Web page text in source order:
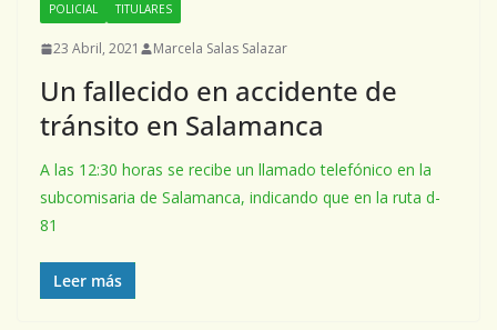
POLICIAL TITULARES
23 Abril, 2021 Marcela Salas Salazar
Un fallecido en accidente de
tránsito en Salamanca
A las 12:30 horas se recibe un llamado telefónico en la
subcomisaria de Salamanca, indicando que en la ruta d-
81
Leer más